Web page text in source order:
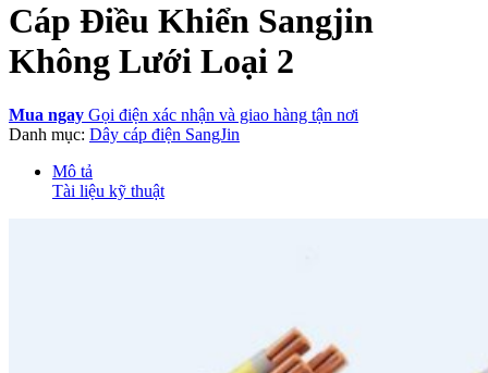
Cáp Điều Khiển Sangjin
Không Lưới Loại 2
Mua ngay Gọi điện xác nhận và giao hàng tận nơi
Danh mục: Dây cáp điện SangJin
Mô tả
Tài liệu kỹ thuật